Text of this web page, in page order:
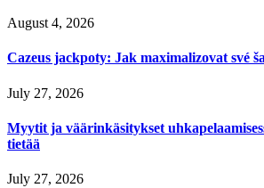
August 4, 2026
Cazeus jackpoty: Jak maximalizovat své
July 27, 2026
Myytit ja väärinkäsitykset
tietää
July 27, 2026